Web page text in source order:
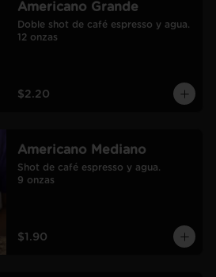
Americano Grande
Doble shot de café espresso y agua.
12 onzas
$2.20
Americano Mediano
Shot de café espresso y agua.
9 onzas
$1.90